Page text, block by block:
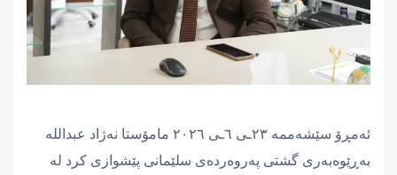
ئەمڕۆ سێشەممە ٢٣ـی ٦ـی ٢٠٢٦ مامۆستا نەژاد عبدالله
بەڕێوەبەری گشتی پەروەردەی سلێمانی پێشوازی کرد لە